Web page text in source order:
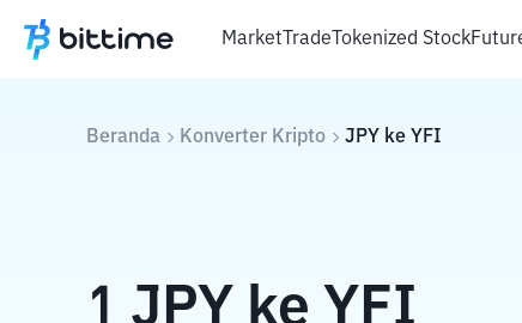
MarketTradeTokenized Stock
Beranda Konverter Kripto JPY ke YFI
1 JPY ke YFI